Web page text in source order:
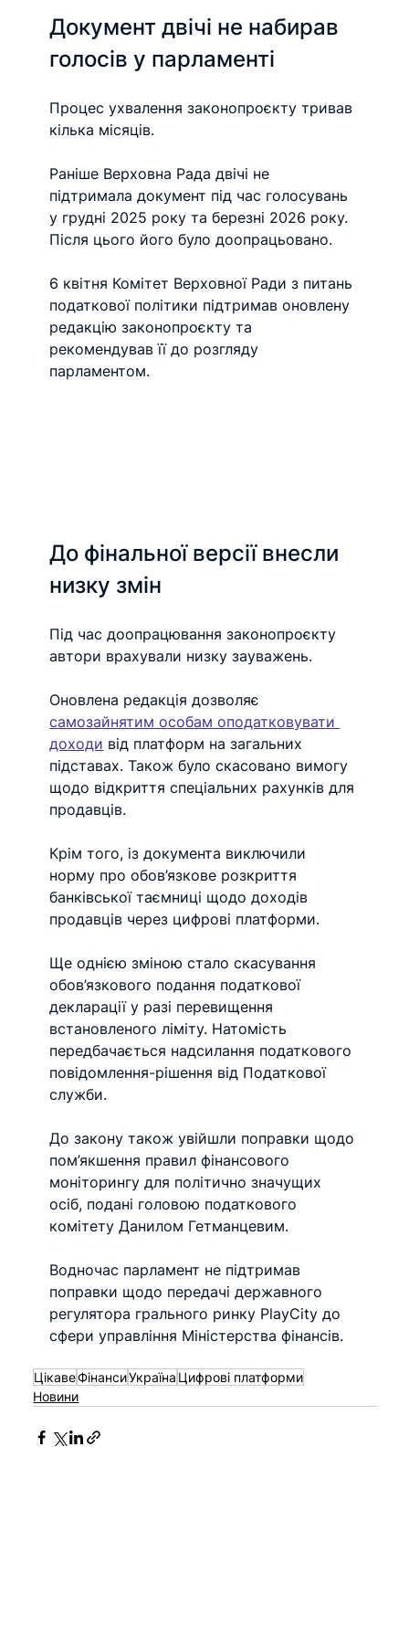
Документ двічі не набирав
голосів у парламенті
Процес ухвалення законопроєкту тривав
кілька місяців.
Раніше Верховна Рада двічі не
підтримала документ під час голосувань
у грудні 2025 року та березні 2026 року.
Після цього його було доопрацьовано.
6 квітня Комітет Верховної Ради з питань
податкової політики підтримав оновлену
редакцію законопроєкту та
рекомендував її до розгляду
парламентом.
До фінальної версії внесли
низку змін
Під час доопрацювання законопроєкту
автори врахували низку зауважень.
Оновлена редакція дозволяє
самозайнятим особам оподатковувати
доходи від платформ на загальних
підставах. Також було скасовано вимогу
щодо відкриття спеціальних рахунків для
продавців.
Крім того, із документа виключили
норму про обов’язкове розкриття
банківської таємниці щодо доходів
продавців через цифрові платформи.
Ще однією зміною стало скасування
обов’язкового подання податкової
декларації у разі перевищення
встановленого ліміту. Натомість
передбачається надсилання податкового
повідомлення-рішення від Податкової
служби.
До закону також увійшли поправки щодо
пом’якшення правил фінансового
моніторингу для політично значущих
осіб, подані головою податкового
комітету Данилом Гетманцевим.
Водночас парламент не підтримав
поправки щодо передачі державного
регулятора грального ринку PlayCity до
сфери управління Міністерства фінансів.
ЦікавеФінансиУкраїна Цифрові платформи
Новини